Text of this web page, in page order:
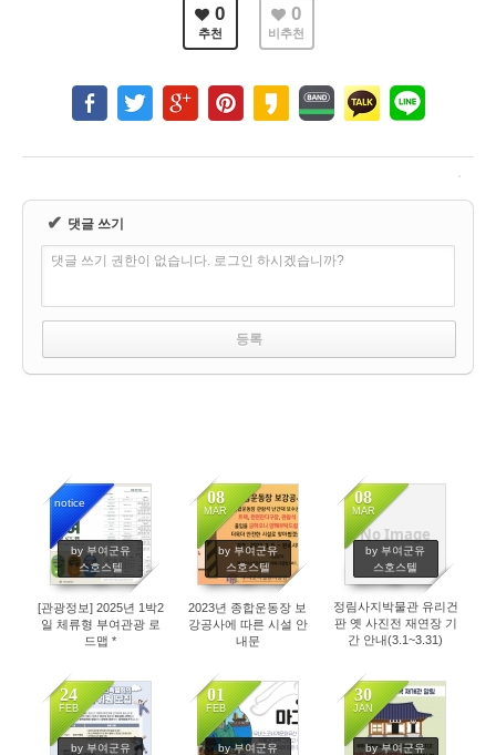
0
추천
0
비추천
✔ 댓글 쓰기
댓글 쓰기 권한이 없습니다. 로그인 하시겠습니까?
notice
by 부여군유
스호스텔
2077
[관광정보] 2025년 1박2
일 체류형 부여관광 로
드맵 *
08
MAR
by 부여군유
스호스텔
3043
2023년 종합운동장 보
강공사에 따른 시설 안
내문
No Image
08
MAR
by 부여군유
스호스텔
3297
정림사지박물관 유리건
판 옛 사진전 재연장 기
간 안내(3.1~3.31)
24
FEB
by 부여군유
3325
01
FEB
by 부여군유
2977
30
JAN
by 부여군유
3032